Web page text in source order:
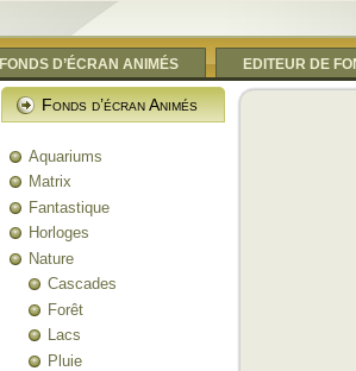
FONDS D’ÉCRAN ANIMÉS EDITEUR DE
Fonds d’écran Animés
Aquariums
Matrix
Fantastique
Horloges
Nature
Cascades
Forêt
Lacs
Pluie